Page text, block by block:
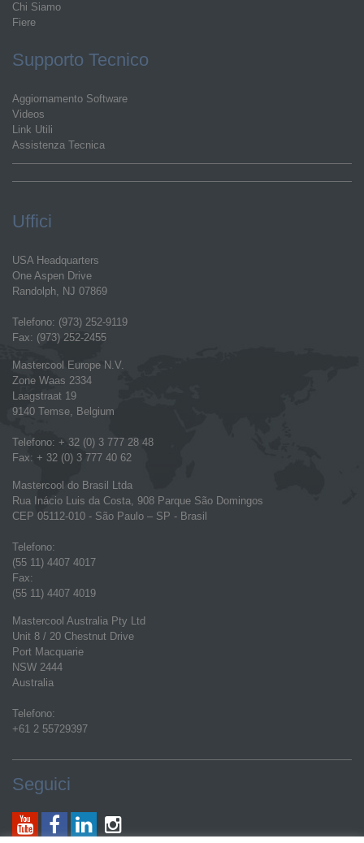
Chi Siamo
Fiere
Supporto Tecnico
Aggiornamento Software
Videos
Link Utili
Assistenza Tecnica
Uffici
USA Headquarters
One Aspen Drive
Randolph, NJ 07869
Telefono: (973) 252-9119
Fax: (973) 252-2455
Mastercool Europe N.V.
Zone Waas 2334
Laagstraat 19
9140 Temse, Belgium
Telefono: + 32 (0) 3 777 28 48
Fax: + 32 (0) 3 777 40 62
Mastercool do Brasil Ltda
Rua Inácio Luis da Costa, 908 Parque São Domingos
CEP 05112-010 - São Paulo – SP - Brasil
Telefono:
(55 11) 4407 4017
Fax:
(55 11) 4407 4019
Mastercool Australia Pty Ltd
Unit 8 / 20 Chestnut Drive
Port Macquarie
NSW 2444
Australia
Telefono:
+61 2 55729397
Seguici